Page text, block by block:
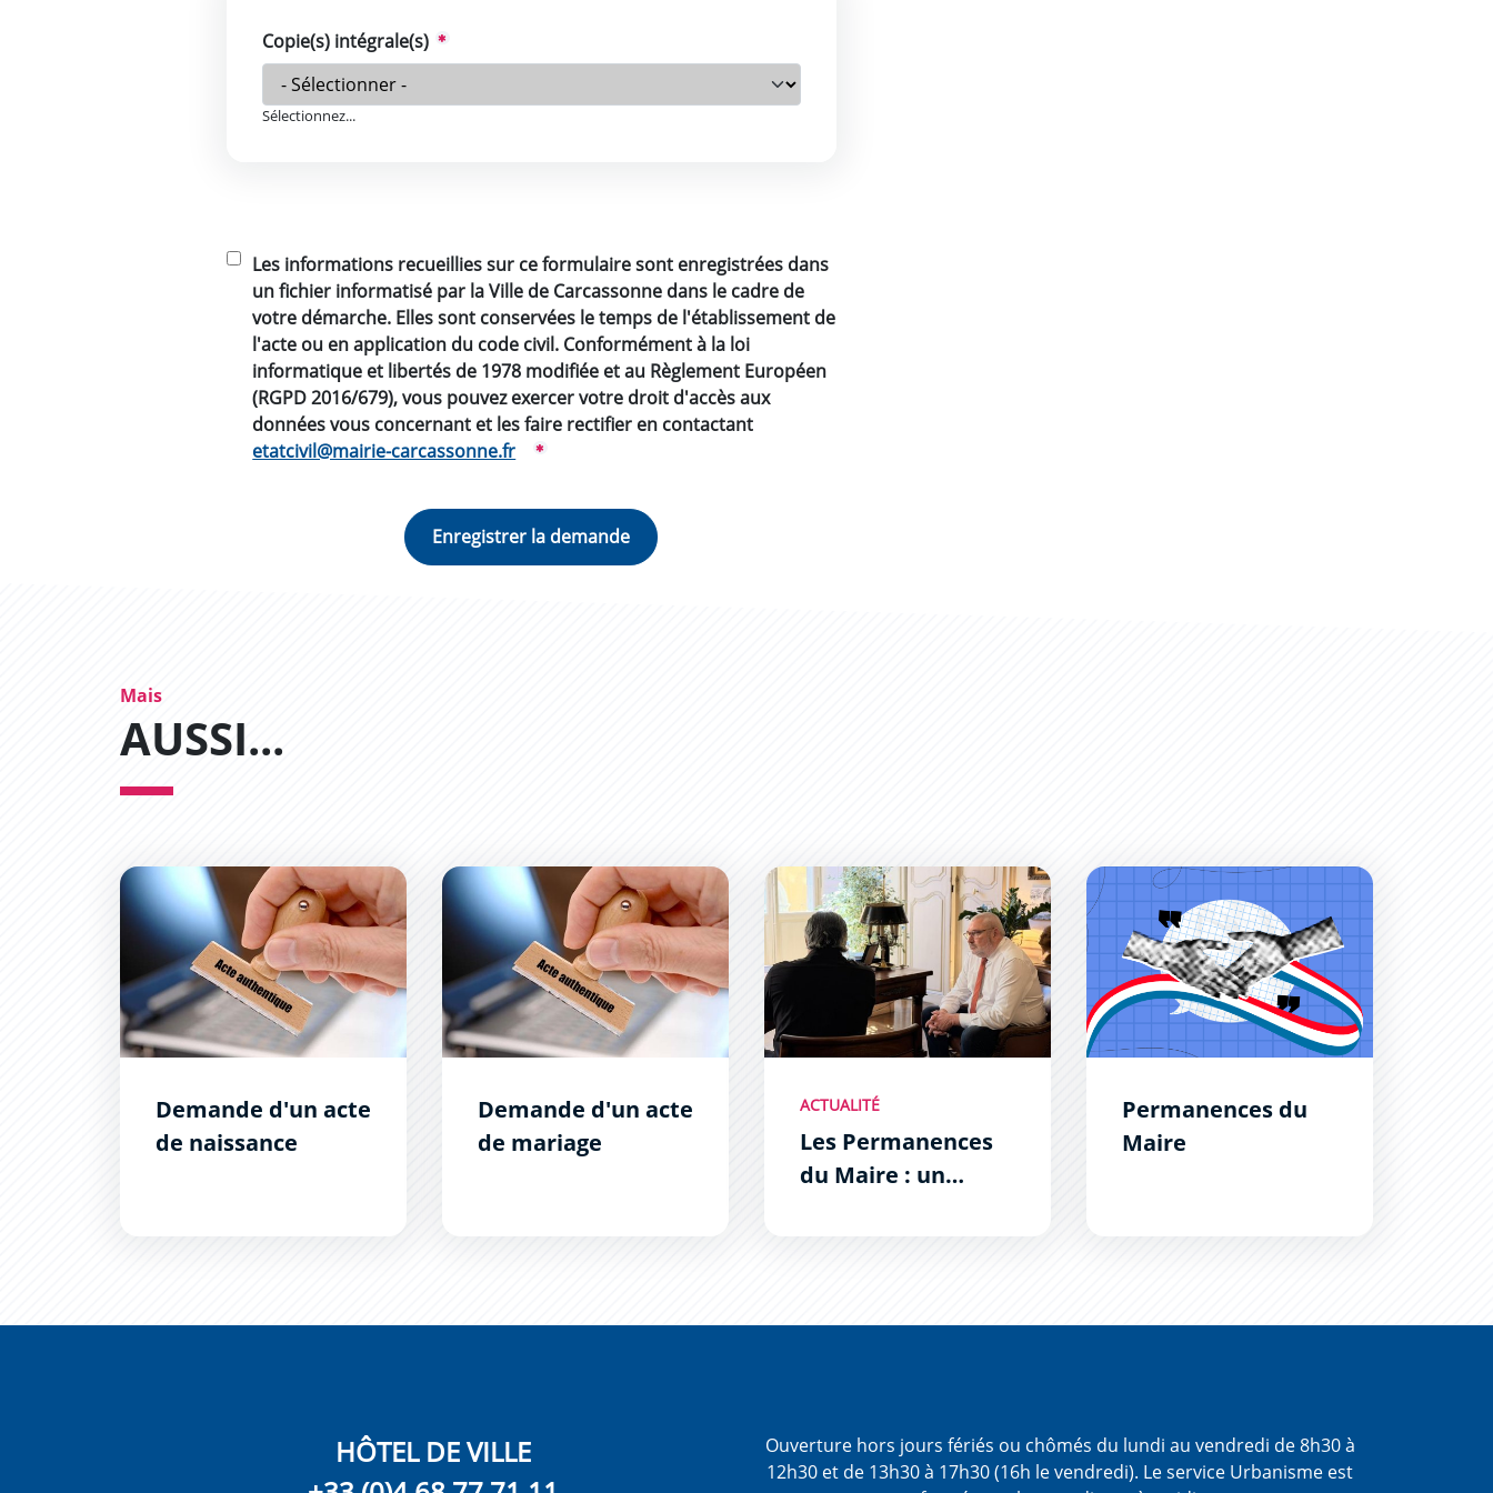
Copie(s) intégrale(s)
Sélectionnez...
Les informations recueillies sur ce formulaire sont enregistrées dans
un fichier informatisé par la Ville de Carcassonne dans le cadre de
votre démarche. Elles sont conservées le temps de l'établissement de
l'acte ou en application du code civil. Conformément à la loi
informatique et libertés de 1978 modifiée et au Règlement Européen
(RGPD 2016/679), vous pouvez exercer votre droit d'accès aux
données vous concernant et les faire rectifier en contactant
etatcivil@mairie-carcassonne.fr
Mais
AUSSI...
Demande d&#039;un acte de naissance
Demande d'un acte
de naissance
Demande d&#039;un acte de mariage
Demande d'un acte
de mariage
Les Permanences du Maire : un succès !
ACTUALITÉ
Les Permanences
du Maire : un
Permanences du Maire
Permanences du
Maire
HÔTEL DE VILLE
Ouverture hors jours fériés ou chômés du lundi au vendredi de 8h30 à
12h30 et de 13h30 à 17h30 (16h le vendredi). Le service Urbanisme est